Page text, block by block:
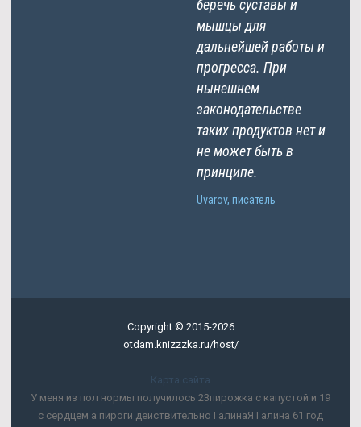
беречь суставы и
мышцы для
дальнейшей работы и
прогресса. При
нынешнем
законодательстве
таких продуктов нет и
не может быть в
принципе.
Uvarov, писатель
Copyright © 2015-2026
otdam.knizzzka.ru/host/
Карта сайта
У меня из пол нормы получилось 23пирожка с капустой и 19
с сердцем а пироги действительно ГалинаЯ Галина 61 год